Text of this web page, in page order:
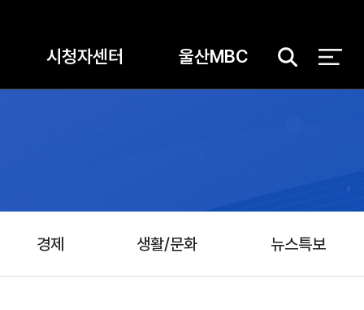
시청자센터 울산MBC
검
경제 생활/문화 뉴스특보